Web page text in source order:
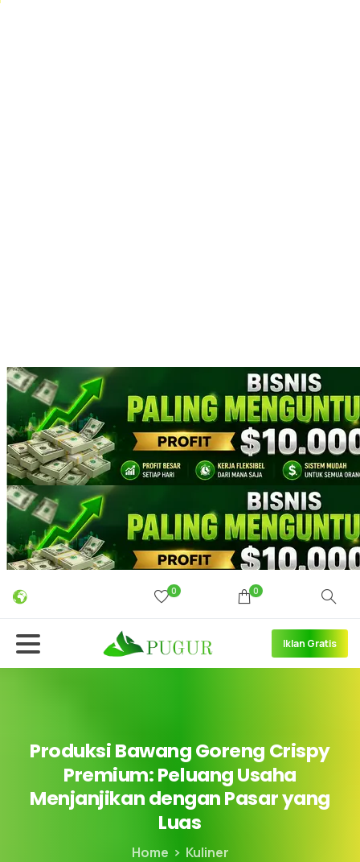
0 0
Iklan Gratis
ProduksiBawangGoreng Crispy
Premium:PeluangUsaha
MenjanjikandenganPasaryang
Luas
Home
Kuliner